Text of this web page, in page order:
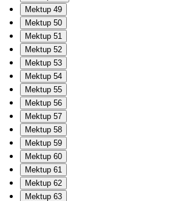
Mektup 49
Mektup 50
Mektup 51
Mektup 52
Mektup 53
Mektup 54
Mektup 55
Mektup 56
Mektup 57
Mektup 58
Mektup 59
Mektup 60
Mektup 61
Mektup 62
Mektup 63